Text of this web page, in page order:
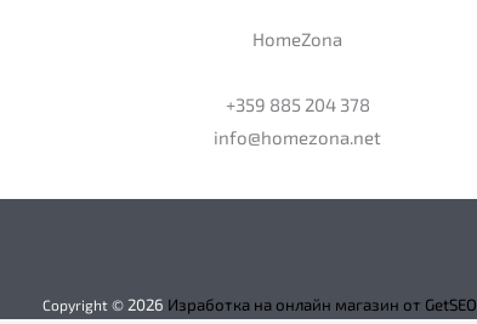
HomeZona
+359 885 204 378
info@homezona.net
Copyright © 2026 Изработка на онлайн магазин от GetSEO